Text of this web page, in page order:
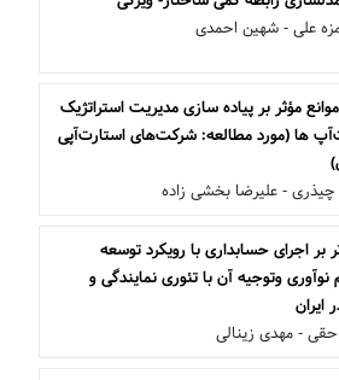
علی - شهین احمدی
مؤثر بر پیاده سازی مدیریت استراتژیک
ها (مورد مطالعه: شرکت‌های استارت‌آپی
چیذری - علیرضا بخشی زاده
بر اجرای حسابداری با رویکرد توسعه
وتوجیه آن با تئوری نمایندگی و
ایران
- مهدی زینالی